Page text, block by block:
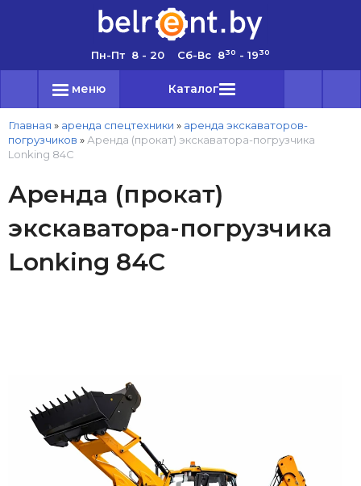
Пн-Пт 8 - 20 Сб-Вс 830 - 1930
меню Каталог
Главная » аренда спецтехники » аренда экскаваторов-
погрузчиков » Аренда (прокат) экскаватора-погрузчика
Lonking 84C
Аренда (прокат)
экскаватора-погрузчика
Lonking 84C